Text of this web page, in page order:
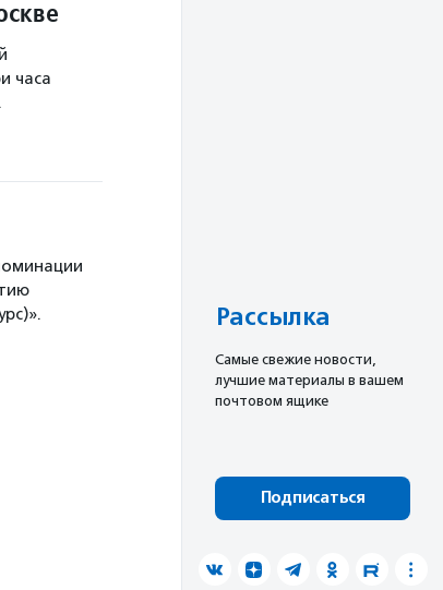
часа
Рассылка
Cамые свежие новости,
лучшие материалы в вашем
почтовом ящике
Подписаться